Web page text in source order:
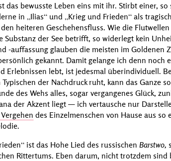
das bewusste Leben eins mit ihr. Stirbt einer,
in
Ilias und Krieg und Frieden als
den heiteren Geschehensfluss. Wie die
Substanz der See betrifft, so widerlegt kein
-auffassung glauben die meisten im Goldenen
gekannt. Damit gelange ich denn noch
Erlebnissen lebt, ist jedesmal überindividuell.
der Nachdruck ruht, kann das Ganze
des Wehs alles, sogar vergangenes Glück,
der Akzent liegt — ich vertausche nur
des Einzelmenschen von Hause aus
ist das Hohe Lied des russischen Barstwo,
Rittertums. Eben darum, nicht trotzdem